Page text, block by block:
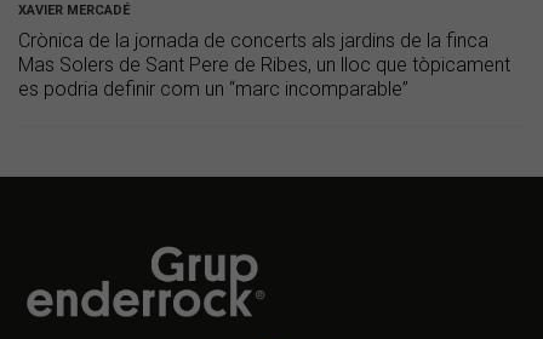
XAVIER MERCADÉ
Crònica de la jornada de concerts als jardins de la finca
Mas Solers de Sant Pere de Ribes, un lloc que tòpicament
es podria definir com un “marc incomparable”